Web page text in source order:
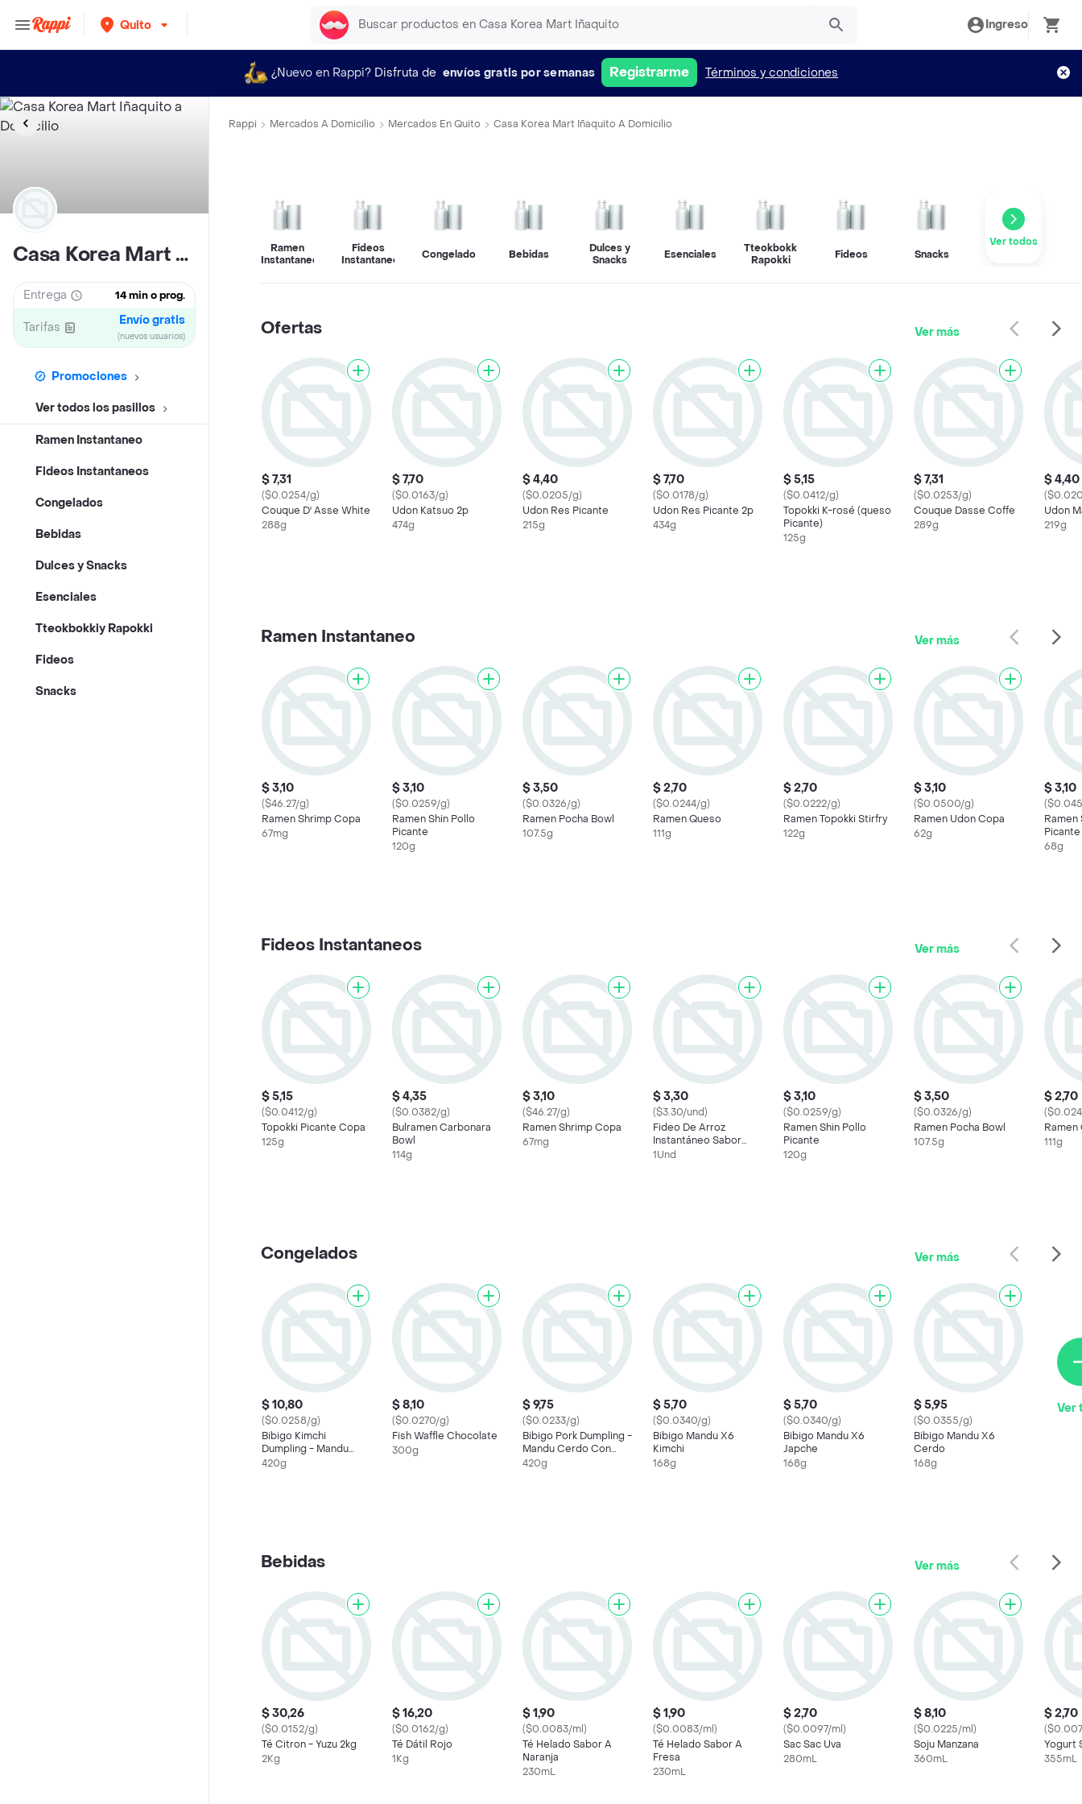
Quito Ingreso
¿Nuevo en Rappi? Disfruta de envíos gratis por semanas Registrarme Términos y condiciones
Casa Korea Mart Iñaquito
Entrega 14 min o prog.
Tarifas Envío gratis
(nuevos usuarios)
Promociones
Ver todos los pasillos
Ramen Instantaneo
Fideos Instantaneos
Congelados
Bebidas
Dulces y Snacks
Esenciales
Tteokbokkiy Rapokki
Fideos
Snacks
Rappi Mercados A Domicilio Mercados En Quito Casa Korea Mart Iñaquito A Domicilio
Ramen
Instantaneo
Fideos
Instantaneos
Congelados Bebidas
Dulces y
Snacks
Esenciales
Tteokbokkiy
Rapokki
Fideos Snacks
Ver todos
Ofertas Ver más
$ 7,31
($0.0254/g)
Couque D' Asse White
288g
$ 7,70
($0.0163/g)
Udon Katsuo 2p
474g
$ 4,40
($0.0205/g)
Udon Res Picante
215g
$ 7,70
($0.0178/g)
Udon Res Picante 2p
434g
$ 5,15
($0.0412/g)
Topokki K-rosé (queso
Picante)
125g
$ 7,31
($0.0253/g)
Couque Dasse Coffe
289g
$ 4,40
Udon
219g
Ramen Instantaneo Ver más
$ 3,10
($46.27/g)
Ramen Shrimp Copa
67mg
$ 3,10
($0.0259/g)
Ramen Shin Pollo
Picante
120g
$ 3,50
($0.0326/g)
Ramen Pocha Bowl
107.5g
$ 2,70
($0.0244/g)
Ramen Queso
111g
$ 2,70
($0.0222/g)
Ramen Topokki Stirfry
122g
$ 3,10
($0.0500/g)
Ramen Udon Copa
62g
$ 3,10
Ramen
68g
Fideos Instantaneos Ver más
$ 5,15
($0.0412/g)
Topokki Picante Copa
125g
$ 4,35
($0.0382/g)
Bulramen Carbonara
Bowl
114g
$ 3,10
($46.27/g)
Ramen Shrimp Copa
67mg
$ 3,30
($3.30/und)
Fideo De Arroz
Instantáneo Sabor
Carne De Res Picante
1Und
$ 3,10
($0.0259/g)
Ramen Shin Pollo
Picante
120g
$ 3,50
($0.0326/g)
Ramen Pocha Bowl
107.5g
$ 2,70
Ramen
111g
Congelados Ver más
$ 10,80
($0.0258/g)
Bibigo Kimchi
Dumpling - Mandu
Vegano Relleno De
420g
$ 8,10
($0.0270/g)
Fish Waffle Chocolate
300g
$ 9,75
($0.0233/g)
Bibigo Pork Dumpling -
Mandu Cerdo Con
Vegetales
420g
$ 5,70
($0.0340/g)
Bibigo Mandu X6
Kimchi
168g
$ 5,70
($0.0340/g)
Bibigo Mandu X6
Japche
168g
$ 5,95
($0.0355/g)
Bibigo Mandu X6
Cerdo
168g
Ver
Bebidas Ver más
$ 30,26
($0.0152/g)
Té Citron - Yuzu 2kg
2Kg
$ 16,20
($0.0162/g)
Té Dátil Rojo
1Kg
$ 1,90
($0.0083/ml)
Té Helado Sabor A
Naranja
230mL
$ 1,90
($0.0083/ml)
Té Helado Sabor A
Fresa
230mL
$ 2,70
($0.0097/ml)
Sac Sac Uva
280mL
$ 8,10
($0.0225/ml)
Soju Manzana
360mL
$ 2,70
Yogurt
355mL